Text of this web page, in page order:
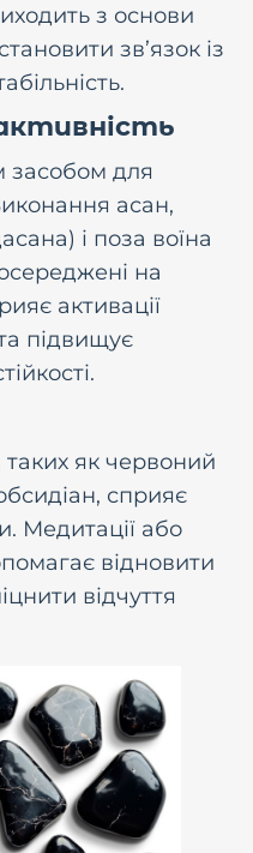
з основи
зв’язок із
засобом для
асан,
і поза воїна
на
активації
підвищує
як червоний
сприяє
Медитації або
відновити
відчуття